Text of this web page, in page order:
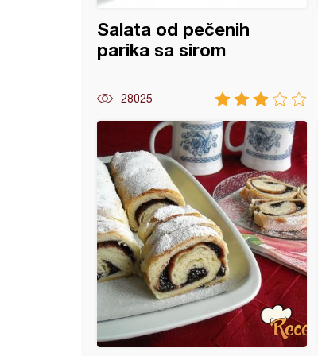
Salata od pečenih
parika sa sirom
28025